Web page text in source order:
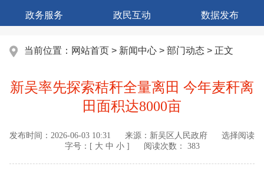
政务服务 政民互动 数据发布
当前位置： 网站首页 > 新闻中心 > 部门动态 > 正文
新吴率先探索秸秆全量离田 今年麦秆离
田面积达8000亩
发布时间： 2026-06-03 10:31 来源： 新吴区人民政府
选择阅读
字号：[ 大 中 小] 阅读次数： 383